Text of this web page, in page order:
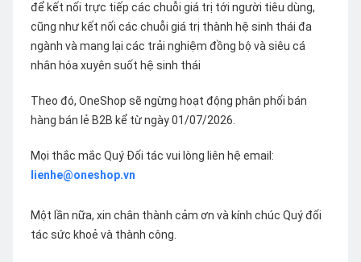
để kết nối trực tiếp các chuỗi giá trị tới người tiêu dùng,
cũng như kết nối các chuỗi giá trị thành hệ sinh thái đa
ngành và mang lại các trải nghiệm đồng bộ và siêu cá
nhân hóa xuyên suốt hệ sinh thái
Theo đó, OneShop sẽ ngừng hoạt động phân phối bán
hàng bán lẻ B2B kể từ ngày 01/07/2026.
Mọi thắc mắc Quý Đối tác vui lòng liên hệ email:
lienhe@oneshop.vn
Một lần nữa, xin chân thành cảm ơn và kính chúc Quý đối
tác sức khoẻ và thành công.